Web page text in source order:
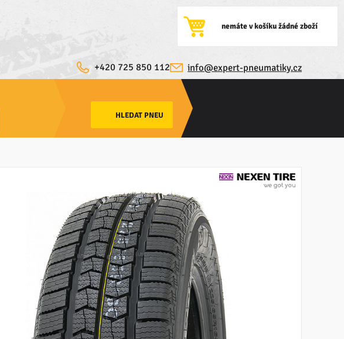
nemáte v košíku žádné zboží
info@expert-pneumatiky.cz
+420 725 850 112